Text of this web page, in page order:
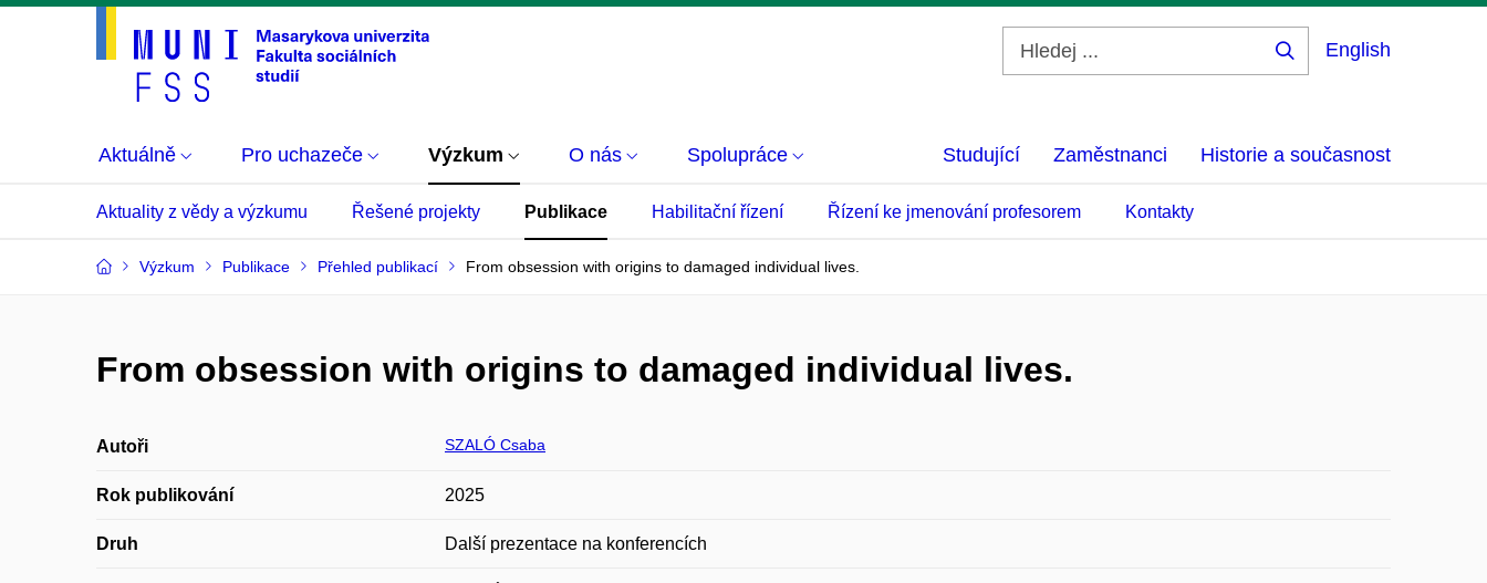
English
Aktuálně Pro uchazeče Výzkum O nás Spolupráce Studující Zaměstnanci Historie a současnost
Aktuality z vědy a výzkumu Řešené projekty Publikace Habilitační řízení Řízení ke jmenování profesorem Kontakty
Výzkum Publikace Přehled publikací From obsession with origins to damaged individual lives.
From obsession with origins to damaged individual lives.
Autoři SZALÓ Csaba
Rok publikování 2025
Druh Další prezentace na konferencích